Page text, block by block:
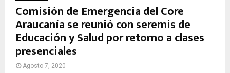
M
A
Comisión de Emergencia del Core
Araucanía se reunió con seremis de
Educación y Salud por retorno a clases
presenciales
Agosto 7, 2020